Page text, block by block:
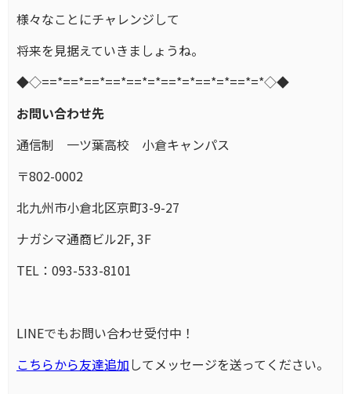
様々なことにチャレンジして
将来を見据えていきましょうね。
◆◇==*==*==*==*==*=*==*=*==*=*==*=*◇◆
お問い合わせ先
通信制 一ツ葉高校 小倉キャンパス
〒802-0002
北九州市小倉北区京町3-9-27
ナガシマ通商ビル2F, 3F
TEL：093-533-8101
LINEでもお問い合わせ受付中！
こちらから友達追加してメッセージを送ってください。